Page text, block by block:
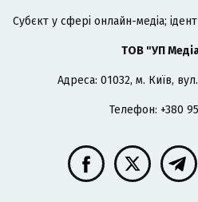
Cубєкт у сфері онлайн-медіа;
ТОВ "УП
Адреса: 01032, м. Київ,
Телефон: +380